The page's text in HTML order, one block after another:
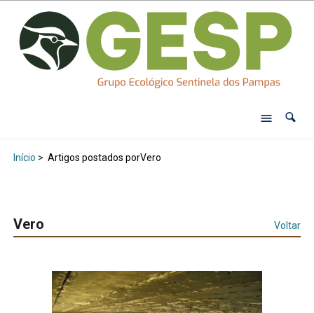
Início > Artigos postados porVero
Vero Voltar